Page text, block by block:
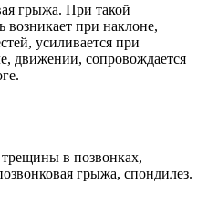
грыжа. При такой
возникает при наклоне,
усиливается при
движении, сопровождается
в позвонках,
грыжа, спондилез.